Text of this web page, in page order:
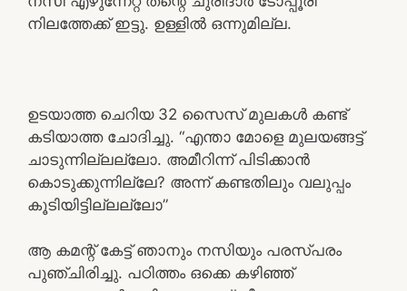
നിലത്തേക്ക് ഇട്ടു. ഉള്ളിൽ ഒന്നുമില്ല.
ഉടയാത്ത ചെറിയ 32 സൈസ് മുലകൾ കണ്ട്
കടിയാത്ത ചോദിച്ചു. “എന്താ മോളെ മുലയങ്ങട്ട്
ചാടുന്നില്ലല്ലോ. അമീറിന്ന് പിടിക്കാൻ
കൊടുക്കുന്നില്ലേ? അന്ന് കണ്ടതിലും വലുപ്പം
കൂടിയിട്ടില്ലല്ലോ”
ആ കമന്റ്‌ കേട്ട് ഞാനും നസിയും പരസ്പരം
പുഞ്ചിരിച്ചു. പഠിത്തം ഒക്കെ കഴിഞ്ഞ്